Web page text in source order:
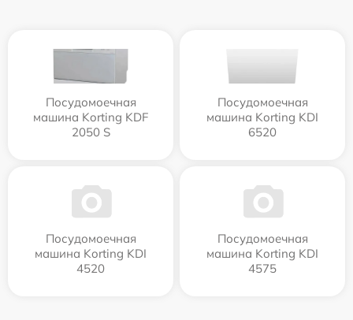
Посудомоечная
машина Korting KDF
2050 S
Посудомоечная
машина Korting KDI
6520
Посудомоечная
машина Korting KDI
4520
Посудомоечная
машина Korting KDI
4575